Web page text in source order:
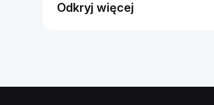
Odkryj więcej